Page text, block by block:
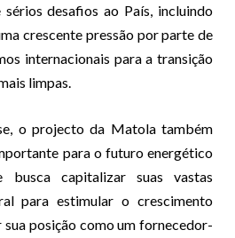
desafios ao País, incluindo
crescente pressão por parte de
internacionais para a transição
limpas.
o projecto da Matola também
para o futuro energético
busca capitalizar suas vastas
para estimular o crescimento
posição como um fornecedor-